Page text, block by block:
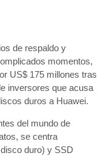
de respaldo y
momentos,
US$ 175 millones tras
inversores que acusa
duros a Huawei.
del mundo de
se centra
duro) y SSD